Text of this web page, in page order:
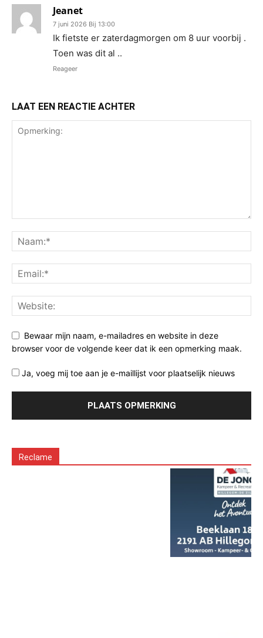
Jeanet
7 juni 2026 Bij 13:00
Ik fietste er zaterdagmorgen om 8 uur voorbij .
Toen was dit al ..
Reageer
LAAT EEN REACTIE ACHTER
Bewaar mijn naam, e-mailadres en website in deze
browser voor de volgende keer dat ik een opmerking maak.
Ja, voeg mij toe aan je e-maillijst voor plaatselijk nieuws
Reclame